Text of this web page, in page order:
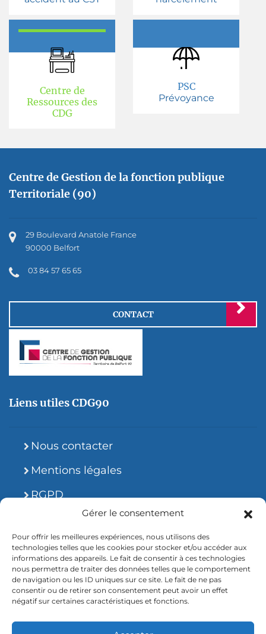
Gérer le consentement
Pour offrir les meilleures expériences, nous utilisons des
technologies telles que les cookies pour stocker et/ou accéder aux
informations des appareils. Le fait de consentir à ces technologies
nous permettra de traiter des données telles que le comportement
de navigation ou les ID uniques sur ce site. Le fait de ne pas
consentir ou de retirer son consentement peut avoir un effet
négatif sur certaines caractéristiques et fonctions.
Centre de
Ressources des
CDG
PSC
Prévoyance
Centre de Gestion de la fonction publique
Territoriale (90)
29 Boulevard Anatole France
90000 Belfort
03 84 57 65 65
CONTACT
Liens utiles CDG90
Nous contacter
Mentions légales
RGPD
Site accessible
2026 © CDG90.fr